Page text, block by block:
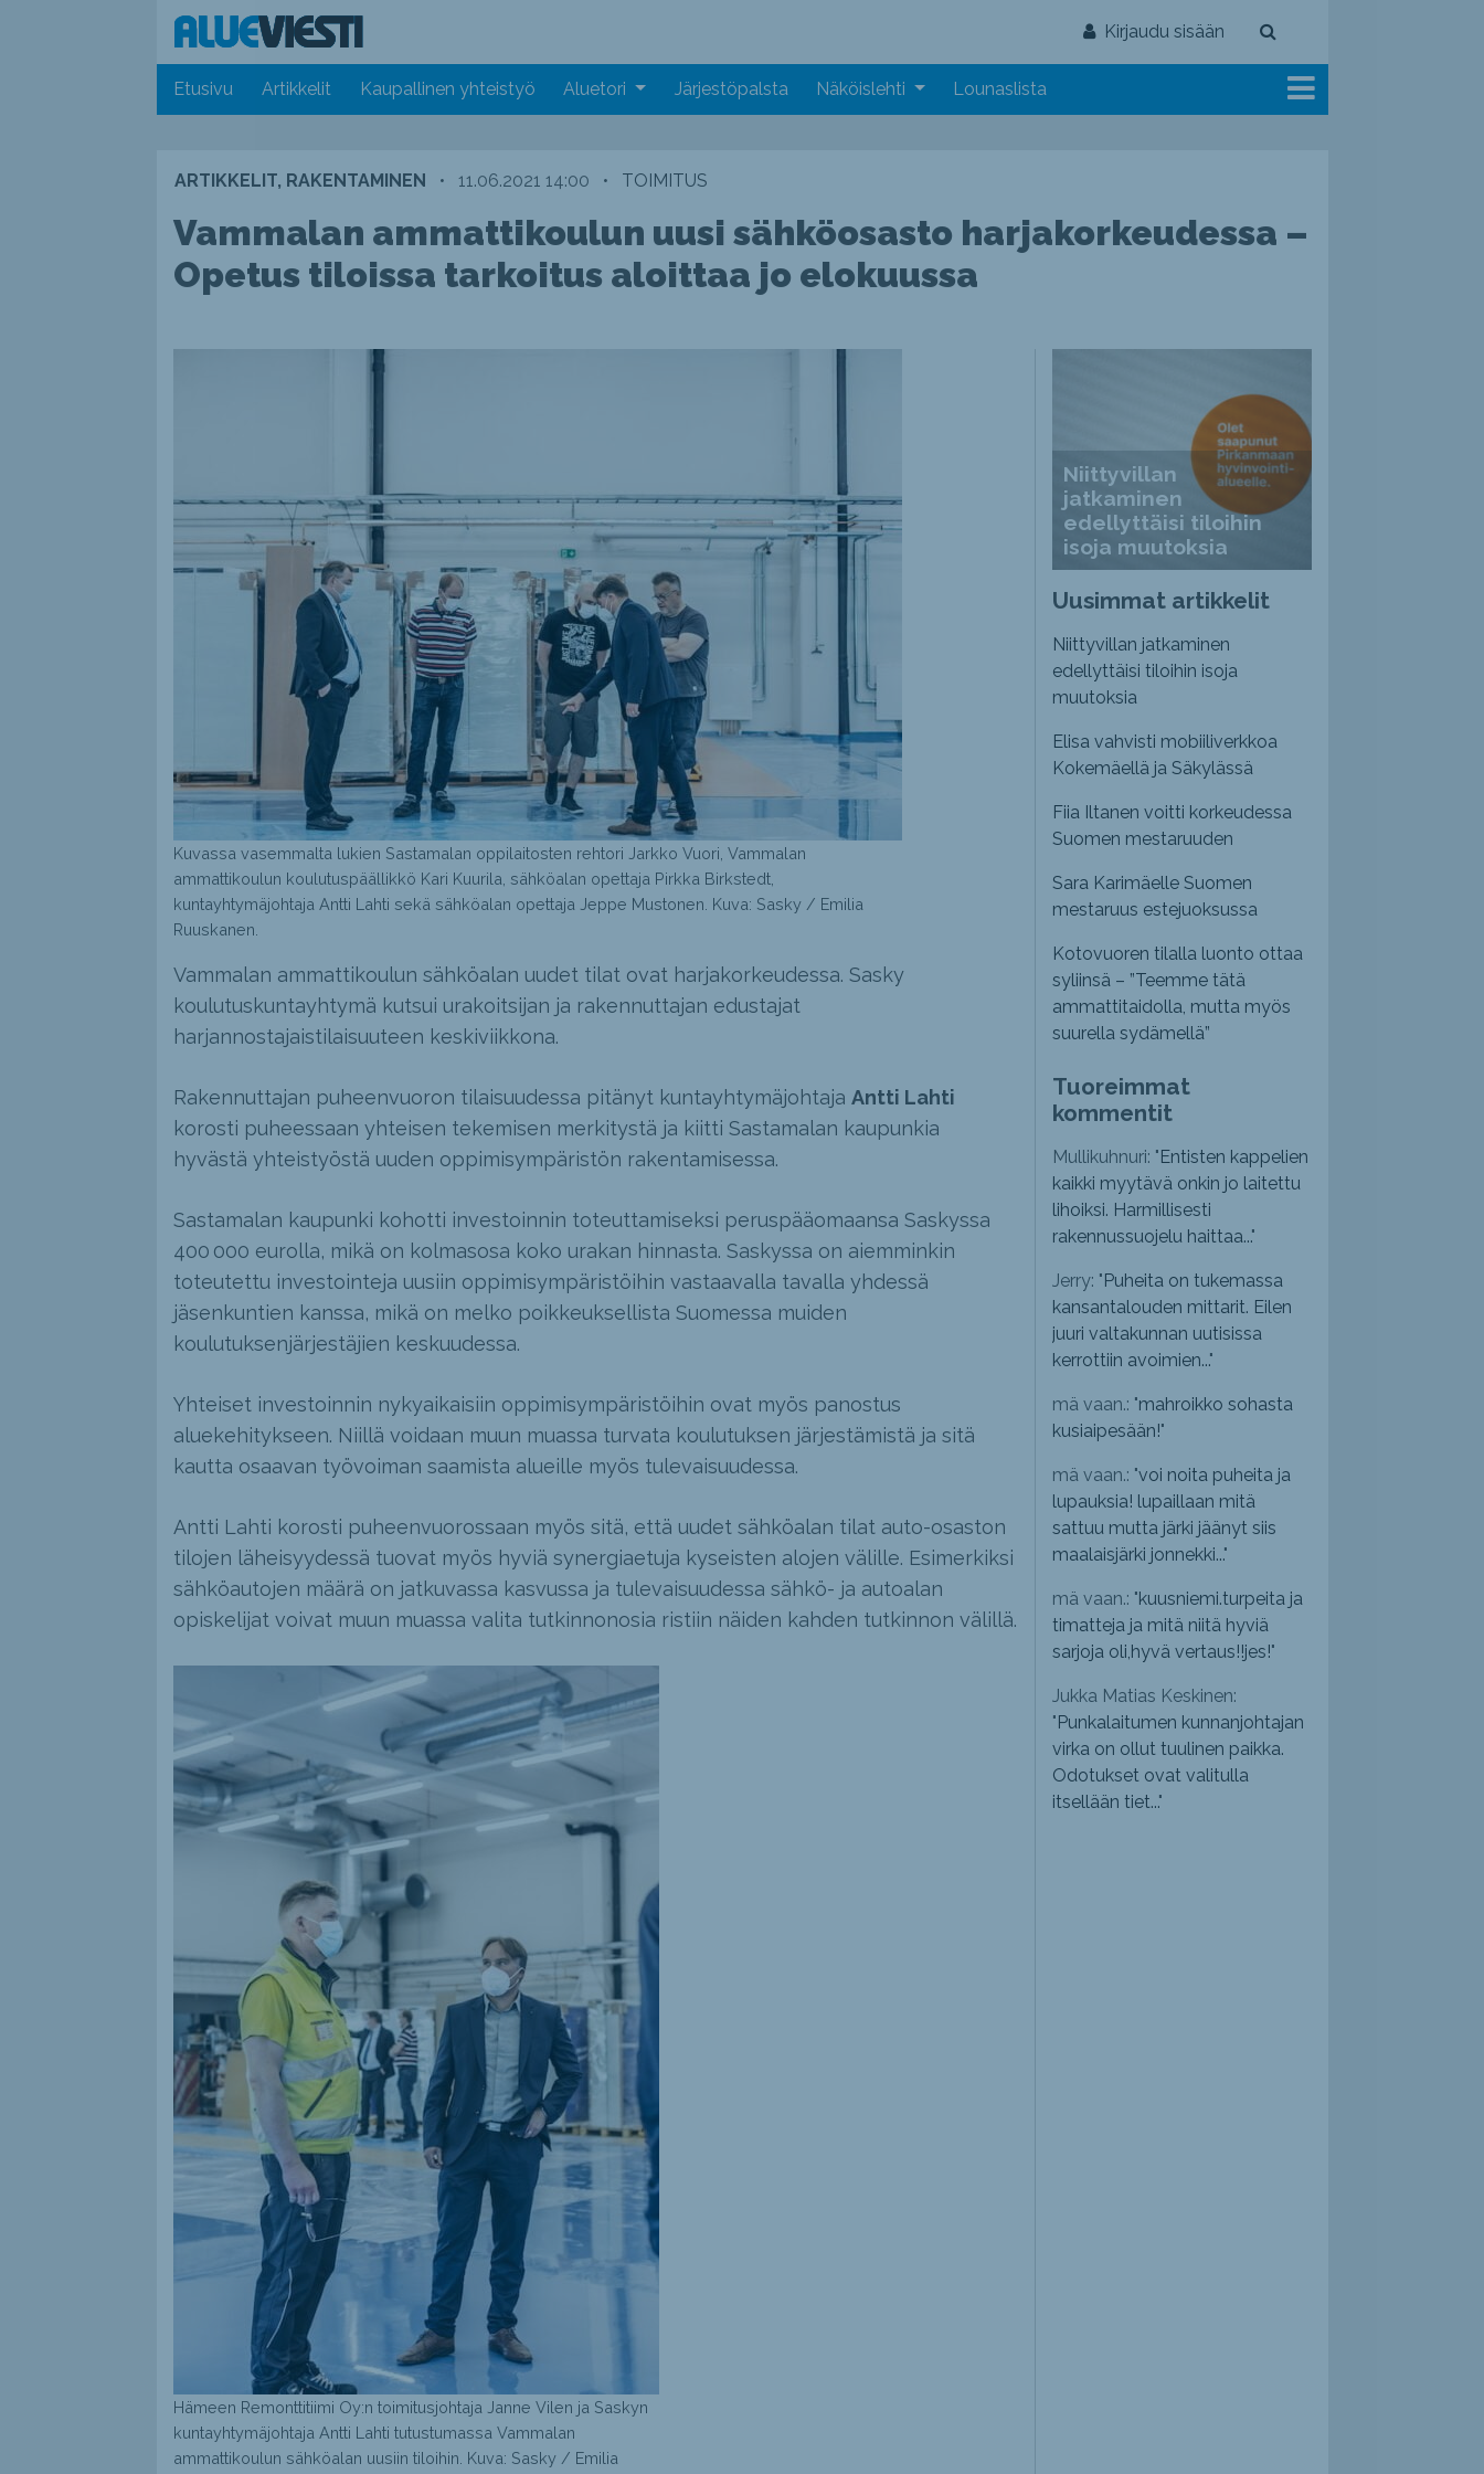
Kirjaudu sisään
Etusivu Artikkelit Kaupallinen yhteistyö Aluetori Järjestöpalsta Näköislehti Lounaslista
ARTIKKELIT, RAKENTAMINEN • 11.06.2021 14:00 • TOIMITUS
Vammalan ammattikoulun uusi sähköosasto harjakorkeudessa –
Opetus tiloissa tarkoitus aloittaa jo elokuussa
Kuvassa vasemmalta lukien Sastamalan oppilaitosten rehtori Jarkko Vuori, Vammalan
ammattikoulun koulutuspäällikkö Kari Kuurila, sähköalan opettaja Pirkka Birkstedt,
kuntayhtymäjohtaja Antti Lahti sekä sähköalan opettaja Jeppe Mustonen. Kuva: Sasky / Emilia
Ruuskanen.
Vammalan ammattikoulun sähköalan uudet tilat ovat harjakorkeudessa. Sasky
koulutuskuntayhtymä kutsui urakoitsijan ja rakennuttajan edustajat
harjannostajaistilaisuuteen keskiviikkona.
Rakennuttajan puheenvuoron tilaisuudessa pitänyt kuntayhtymäjohtaja Antti Lahti
korosti puheessaan yhteisen tekemisen merkitystä ja kiitti Sastamalan kaupunkia
hyvästä yhteistyöstä uuden oppimisympäristön rakentamisessa.
Sastamalan kaupunki kohotti investoinnin toteuttamiseksi peruspääomaansa Saskyssa
400 000 eurolla, mikä on kolmasosa koko urakan hinnasta. Saskyssa on aiemminkin
toteutettu investointeja uusiin oppimisympäristöihin vastaavalla tavalla yhdessä
jäsenkuntien kanssa, mikä on melko poikkeuksellista Suomessa muiden
koulutuksenjärjestäjien keskuudessa.
Yhteiset investoinnin nykyaikaisiin oppimisympäristöihin ovat myös panostus
aluekehitykseen. Niillä voidaan muun muassa turvata koulutuksen järjestämistä ja sitä
kautta osaavan työvoiman saamista alueille myös tulevaisuudessa.
Antti Lahti korosti puheenvuorossaan myös sitä, että uudet sähköalan tilat auto-osaston
tilojen läheisyydessä tuovat myös hyviä synergiaetuja kyseisten alojen välille. Esimerkiksi
sähköautojen määrä on jatkuvassa kasvussa ja tulevaisuudessa sähkö- ja autoalan
opiskelijat voivat muun muassa valita tutkinnonosia ristiin näiden kahden tutkinnon välillä.
Hämeen Remonttitiimi Oy:n toimitusjohtaja Janne Vilen ja Saskyn
kuntayhtymäjohtaja Antti Lahti tutustumassa Vammalan
ammattikoulun sähköalan uusiin tiloihin. Kuva: Sasky / Emilia
Niittyvillan
jatkaminen
edellyttäisi tiloihin
isoja muutoksia
Uusimmat artikkelit
Niittyvillan jatkaminen
edellyttäisi tiloihin isoja
muutoksia
Elisa vahvisti mobiiliverkkoa
Kokemäellä ja Säkylässä
Fiia Iltanen voitti korkeudessa
Suomen mestaruuden
Sara Karimäelle Suomen
mestaruus estejuoksussa
Kotovuoren tilalla luonto ottaa
syliinsä – ”Teemme tätä
ammattitaidolla, mutta myös
suurella sydämellä”
Tuoreimmat
kommentit
Mullikuhnuri: " Entisten kappelien
kaikki myytävä onkin jo laitettu
lihoiksi. Harmillisesti
rakennussuojelu haittaa..."
Jerry: " Puheita on tukemassa
kansantalouden mittarit. Eilen
juuri valtakunnan uutisissa
kerrottiin avoimien..."
mä vaan.: "mahroikko sohasta
kusiaipesään!"
mä vaan.: "voi noita puheita ja
lupauksia! lupaillaan mitä
sattuu mutta järki jäänyt siis
maalaisjärki jonnekki..."
mä vaan.: "kuusniemi.turpeita ja
timatteja ja mitä niitä hyviä
sarjoja oli,hyvä vertaus!!jes!"
Jukka Matias Keskinen:
" Punkalaitumen kunnanjohtajan
virka on ollut tuulinen paikka.
Odotukset ovat valitulla
itsellään tiet..."